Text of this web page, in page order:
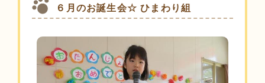
６月のお誕生会☆ ひまわり組